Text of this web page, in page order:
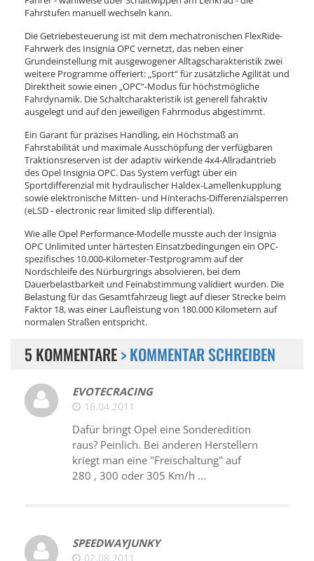
Fahrstufen manuell wechseln kann.
Die Getriebesteuerung ist mit dem mechatronischen FlexRide-
Fahrwerk des Insignia OPC vernetzt, das neben einer
Grundeinstellung mit ausgewogener Alltagscharakteristik zwei
weitere Programme offeriert: „Sport“ für zusätzliche Agilität und
Direktheit sowie einen „OPC“-Modus für höchstmögliche
Fahrdynamik. Die Schaltcharakteristik ist generell fahraktiv
ausgelegt und auf den jeweiligen Fahrmodus abgestimmt.
Ein Garant für präzises Handling, ein Höchstmaß an
Fahrstabilität und maximale Ausschöpfung der verfügbaren
Traktionsreserven ist der adaptiv wirkende 4x4-Allradantrieb
des Opel Insignia OPC. Das System verfügt über ein
Sportdifferenzial mit hydraulischer Haldex-Lamellenkupplung
sowie elektronische Mitten- und Hinterachs-Differenzialsperren
(eLSD - electronic rear limited slip differential).
Wie alle Opel Performance-Modelle musste auch der Insignia
OPC Unlimited unter härtesten Einsatzbedingungen ein OPC-
spezifisches 10.000-Kilometer-Testprogramm auf der
Nordschleife des Nürburgrings absolvieren, bei dem
Dauerbelastbarkeit und Feinabstimmung validiert wurden. Die
Belastung für das Gesamtfahrzeug liegt auf dieser Strecke beim
Faktor 18, was einer Laufleistung von 180.000 Kilometern auf
normalen Straßen entspricht.
5 KOMMENTARE> KOMMENTAR SCHREIBEN
EVOTECRACING
16.04.2011
Dafür bringt Opel eine Sonderedition
raus? Peinlich. Bei anderen Herstellern
kriegt man eine "Freischaltung" auf
280 , 300 oder 305 Km/h ...
SPEEDWAYJUNKY
02.08.2011